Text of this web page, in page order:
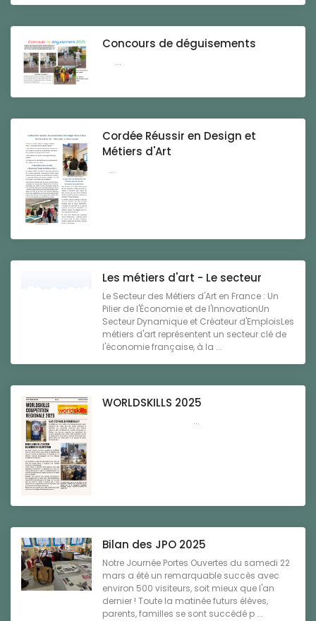
Concours de déguisements
...
Cordée Réussir en Design et
Métiers d'Art
...
Les métiers d'art - Le secteur
Le Secteur des Métiers d'Art en France : Un
Pilier de l'Économie et de l'InnovationUn
Secteur Dynamique et Créateur d'EmploisLes
métiers d'art représentent un secteur clé de
l'économie française, à la ...
WORLDSKILLS 2025
...
Bilan des JPO 2025
Notre Journée Portes Ouvertes du samedi 22
mars a été un remarquable succès avec
environ 500 visiteurs, soit mieux que l'an
dernier ! Toute la matinée futurs élèves,
parents, familles se sont succédé p ...